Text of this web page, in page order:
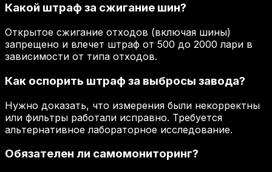
Какой штраф за сжигание шин?
Открытое сжигание отходов (включая шины)
запрещено и влечет штраф от 500 до 2000 лари в
зависимости от типа отходов.
Как оспорить штраф за выбросы завода?
Нужно доказать, что измерения были некорректны
или фильтры работали исправно. Требуется
альтернативное лабораторное исследование.
Обязателен ли самомониторинг?